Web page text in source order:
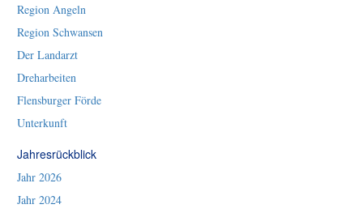
Region Angeln
Region Schwansen
Der Landarzt
Dreharbeiten
Flensburger Förde
Unterkunft
Jahresrückblick
Jahr 2026
Jahr 2024